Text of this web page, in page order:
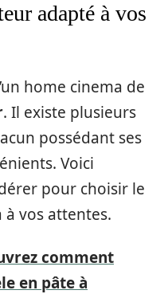
adapté à vos
home cinema de
. Il existe plusieurs
possédant ses
Voici
pour choisir le
vos attentes.
comment
en pâte à